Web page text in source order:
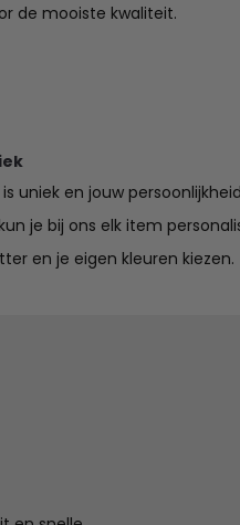
de mooiste kwaliteit.
uniek en jouw
je bij ons elk item
en je eigen kleuren kiezen.